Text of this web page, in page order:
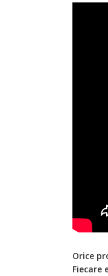
Orice
Fiecare